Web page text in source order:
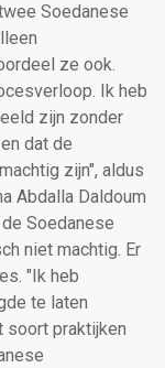
Soedanese
ze ook.
Ik heb
zijn zonder
dat de
zijn", aldus
Abdalla Daldoum
Soedanese
niet machtig. Er
"Ik heb
te laten
soort praktijken